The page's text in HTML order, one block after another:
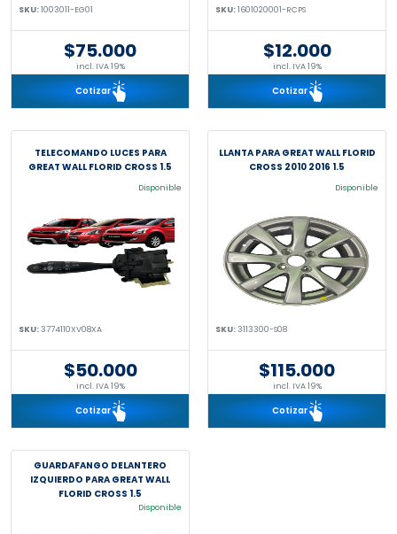
SKU:1003011-EG01
$75.000
incl. IVA 19%
Cotizar
SKU:1601020001-RCPS
$12.000
incl. IVA 19%
Cotizar
TELECOMANDO LUCES PARA
GREAT WALL FLORID CROSS 1.5
Disponible
SKU:3774110XV08XA
$50.000
incl. IVA 19%
Cotizar
LLANTA PARA GREAT WALL FLORID
CROSS 2010 2016 1.5
Disponible
SKU:3113300-S08
$115.000
incl. IVA 19%
Cotizar
GUARDAFANGO DELANTERO
IZQUIERDO PARA GREAT WALL
FLORID CROSS 1.5
Disponible